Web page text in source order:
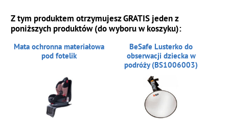
Z tym produktem otrzymujesz GRATIS jeden z
poniższych produktów (do wyboru w koszyku):
Mata ochronna materiałowa
pod fotelik
BeSafe Lusterko do
obserwacji dziecka w
podróży (BS1006003)